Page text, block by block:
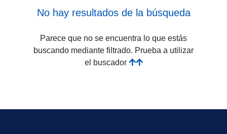
No hay resultados de la búsqueda
Parece que no se encuentra lo que estás
buscando mediante filtrado. Prueba a utilizar
el buscador